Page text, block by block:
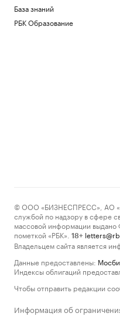
База знаний
РБК Образование
© ООО «БИЗНЕСПРЕСС», АО
службой по надзору в сфере
массовой информации
пометкой «РБК».
18+
Владельцем сайта является
Данные предоставлены:
Индексы облигаций
Чтобы отправить редакции
Информация об